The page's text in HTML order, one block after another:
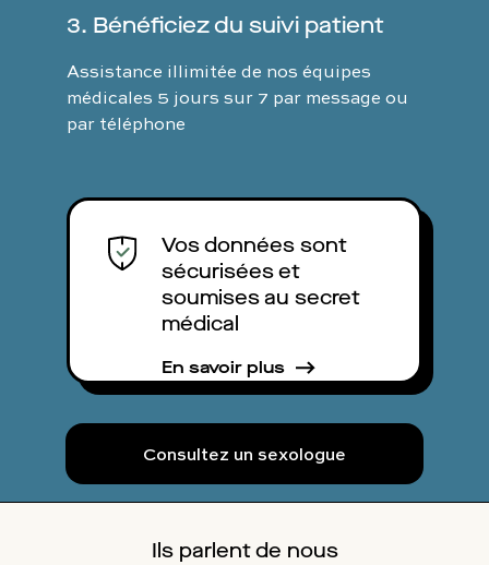
3. Bénéficiez du suivi patient
Assistance illimitée de nos équipes
médicales 5 jours sur 7 par message ou
par téléphone
Vos données sont
sécurisées et
soumises au secret
médical
En savoir plus
Consultez un sexologue
Ils parlent de nous